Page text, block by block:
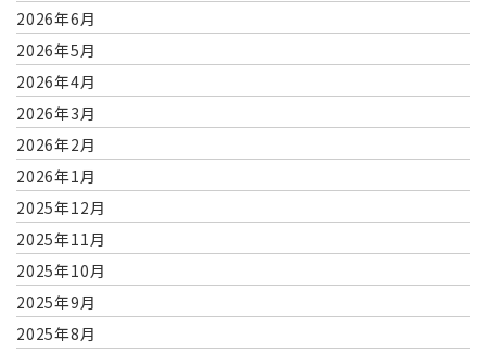
2026年6月
2026年5月
2026年4月
2026年3月
2026年2月
2026年1月
2025年12月
2025年11月
2025年10月
2025年9月
2025年8月